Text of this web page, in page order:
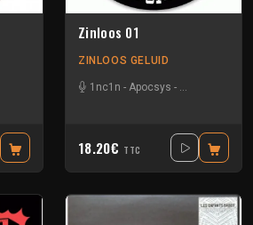
Zinloos 01
ZINLOOS GELUID
1nc1n - Apocsys -
18.20€ TTC